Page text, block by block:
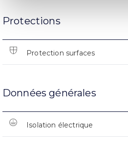
Protections
Protection surfaces
Données générales
Isolation électrique